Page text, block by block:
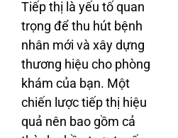
Tiếp thị là yếu tố quan
trọng để thu hút bệnh
nhân mới và xây dựng
thương hiệu cho phòng
khám của bạn. Một
chiến lược tiếp thị hiệu
quả nên bao gồm cả